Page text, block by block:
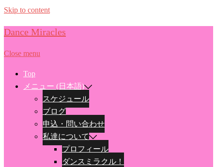
Skip to content
Dance Miracles
Close menu
Top
メニュー (日本語)
スケジュール
ブログ
申込・問い合わせ
私達について
プロフィール
ダンスミラクル！